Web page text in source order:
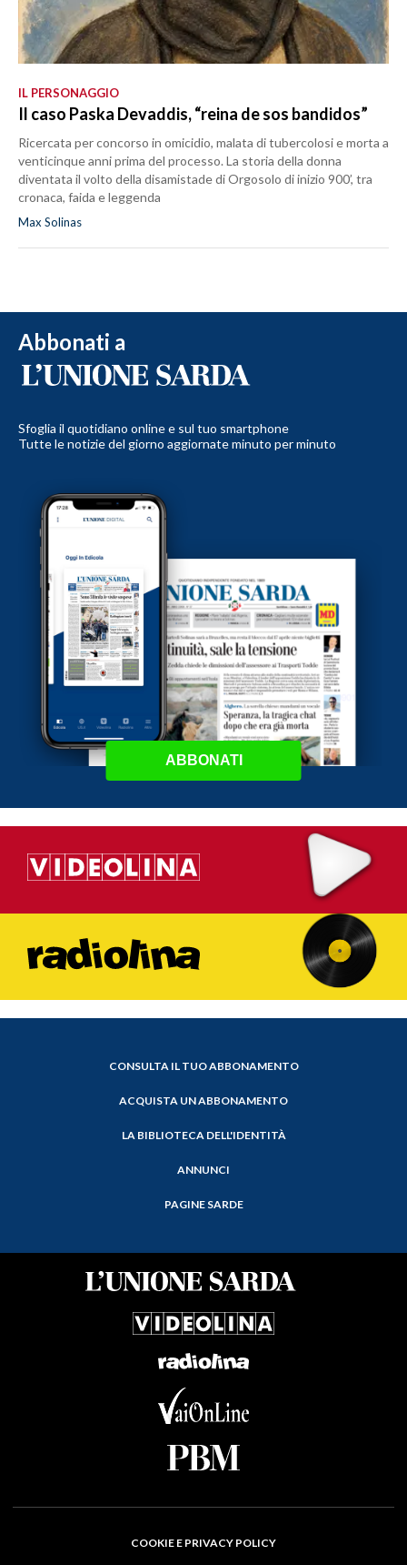
IL PERSONAGGIO
Il caso Paska Devaddis, “reina de sos bandidos”
Ricercata per concorso in omicidio, malata di tubercolosi e morta a
venticinque anni prima del processo. La storia della donna
diventata il volto della disamistade di Orgosolo di inizio 900’, tra
cronaca, faida e leggenda
Max Solinas
Abbonati a
Sfoglia il quotidiano online e sul tuo smartphone
Tutte le notizie del giorno aggiornate minuto per minuto
ABBONATI
CONSULTA IL TUO ABBONAMENTO
ACQUISTA UN ABBONAMENTO
LA BIBLIOTECA DELL'IDENTITÀ
ANNUNCI
PAGINE SARDE
COOKIE E PRIVACY POLICY